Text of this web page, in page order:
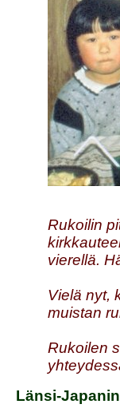
Rukoilin
vierellä.
Vielä nyt,
muistan
Rukoilen
Länsi-